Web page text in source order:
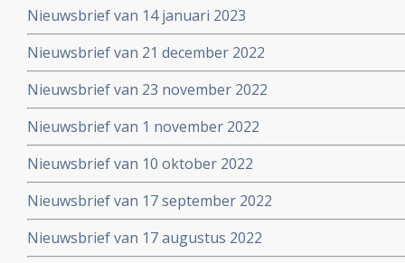
Nieuwsbrief van 14 januari 2023
Nieuwsbrief van 21 december 2022
Nieuwsbrief van 23 november 2022
Nieuwsbrief van 1 november 2022
Nieuwsbrief van 10 oktober 2022
Nieuwsbrief van 17 september 2022
Nieuwsbrief van 17 augustus 2022